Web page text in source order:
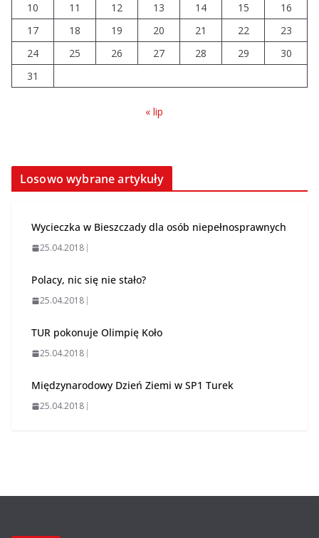
Brylant dla Turku? 255. miejsce
trudno uznać za sukces
07.08.2026
10
11 12 13 14 15
16
17
18 19 20 21 22
23
24
25 26 27 28 29
30
31
« lip
Losowo wybrane artykuły
Wycieczka w Bieszczady dla osób niepełnosprawnych
25.04.2018
Polacy, nic się nie stało?
25.04.2018
TUR pokonuje Olimpię Koło
25.04.2018
Międzynarodowy Dzień Ziemi w SP1 Turek
25.04.2018